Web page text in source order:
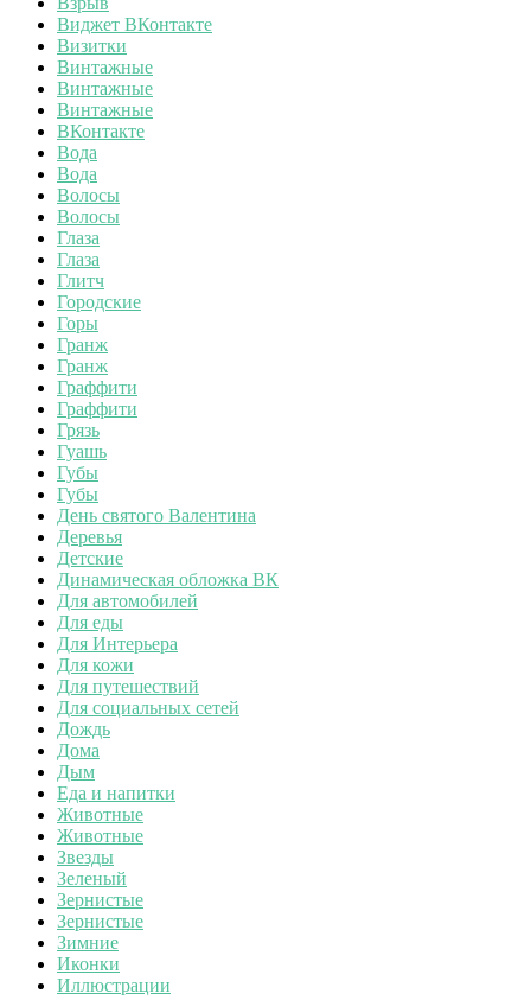
Виджет ВКонтакте
Визитки
Винтажные
Винтажные
Винтажные
ВКонтакте
Вода
Вода
Волосы
Волосы
Глаза
Глаза
Глитч
Городские
Горы
Гранж
Гранж
Граффити
Граффити
Грязь
Гуашь
Губы
Губы
День святого Валентина
Деревья
Детские
Динамическая обложка ВК
Для автомобилей
Для еды
Для Интерьера
Для кожи
Для путешествий
Для социальных сетей
Дождь
Дома
Дым
Еда и напитки
Животные
Животные
Звезды
Зеленый
Зернистые
Зернистые
Зимние
Иконки
Иллюстрации